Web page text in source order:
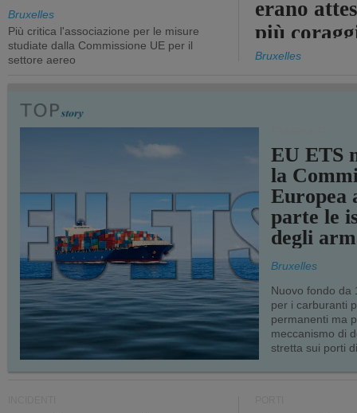
Bruxelles
Più critica l'associazione per le misure
studiate dalla Commissione UE per il
settore aereo
erano
più
Bruxelles
EU ETS
la
Europea
parte le
degli
Bruxelles
Nuovo fondo da
per i carburanti
permanenti ma
meccanismo di
stretta sui porti